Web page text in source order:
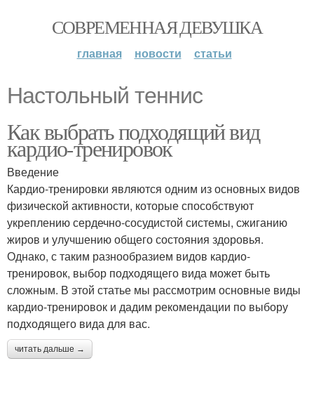
СОВРЕМЕННАЯ ДЕВУШКА
главная новости статьи
Настольный теннис
Как выбрать подходящий вид
кардио-тренировок
Введение
Кардио-тренировки являются одним из основных видов
физической активности, которые способствуют
укреплению сердечно-сосудистой системы, сжиганию
жиров и улучшению общего состояния здоровья.
Однако, с таким разнообразием видов кардио-
тренировок, выбор подходящего вида может быть
сложным. В этой статье мы рассмотрим основные виды
кардио-тренировок и дадим рекомендации по выбору
подходящего вида для вас.
читать дальше →